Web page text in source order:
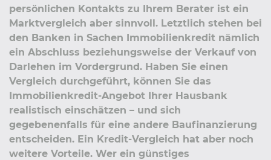
persönlichen Kontakts zu Ihrem Berater ist ein
Marktvergleich aber sinnvoll. Letztlich stehen bei
den Banken in Sachen Immobilienkredit nämlich
ein Abschluss beziehungsweise der Verkauf von
Darlehen im Vordergrund. Haben Sie einen
Vergleich durchgeführt, können Sie das
Immobilienkredit-Angebot Ihrer Hausbank
realistisch einschätzen – und sich
gegebenenfalls für eine andere Baufinanzierung
entscheiden. Ein Kredit-Vergleich hat aber noch
weitere Vorteile. Wer ein günstiges